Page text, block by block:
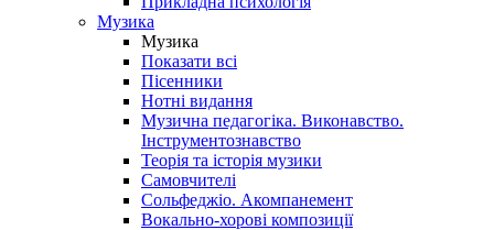
Музика
Музика
Показати всі
Пісенники
Нотні видання
Музична педагогіка. Виконавство.
Інструментознавство
Теорія та історія музики
Самовчителі
Сольфеджіо. Акомпанемент
Вокально-хорові композиції